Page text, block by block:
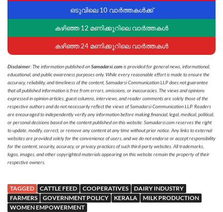
ഒടുവിലെ 10 വാർത്തകൾക്ക്
കഴിഞ്ഞ 12 മണിക്കൂറിലെ വാർത്തകൾ
കഴിഞ്ഞ 24 മണിക്കൂറിലെ വാർത്തകൾ
Disclaimer: The information published onSamadarsi.comis provided for general news, informational,
educational, and public awareness purposes only. While every reasonable effort is made to ensure the
accuracy, reliability, and timeliness of the content, Samadarsi Communication LLP does not guarantee
that all published information is free from errors, omissions, or inaccuracies. The views and opinions
expressed in opinion articles, guest columns, interviews, and reader comments are solely those of the
respective authors and do not necessarily reflect the views of Samadarsi Communication LLP. Readers
are encouraged to independently verify any information before making financial, legal, medical, political,
or personal decisions based on the content published on this website. Samadarsi.com reserves the right
to update, modify, correct, or remove any content at any time without prior notice. Any links to external
websites are provided solely for the convenience of users, and we do not endorse or accept responsibility
for the content, security, accuracy, or privacy practices of such third-party websites. All trademarks,
logos, images, and other copyrighted materials appearing on this website remain the property of their
respective owners.
TAGGED CATTLE FEED COOPERATIVES
DAIRY INDUSTRY
FARMERS
GOVERNMENT POLICY KERALA
MILK PRODUCTION
WOMEN EMPOWERMENT